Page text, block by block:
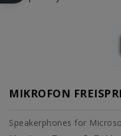
MIKROFON
Speakerphones for